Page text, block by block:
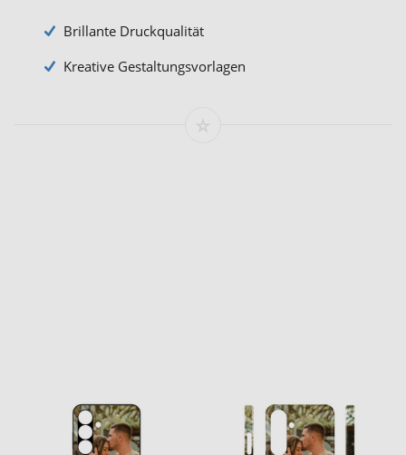
Brillante Druckqualität
Kreative Gestaltungsvorlagen